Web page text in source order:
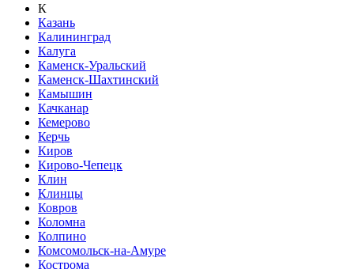
К
Казань
Калининград
Калуга
Каменск-Уральский
Каменск-Шахтинский
Камышин
Качканар
Кемерово
Керчь
Киров
Кирово-Чепецк
Клин
Клинцы
Ковров
Коломна
Колпино
Комсомольск-на-Амуре
Кострома